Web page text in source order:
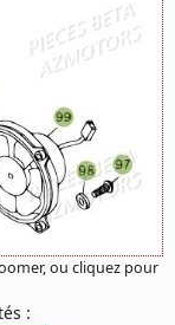
ou cliquez pour
: